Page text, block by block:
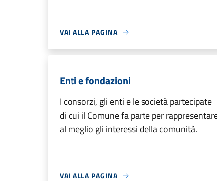
VAI ALLA PAGINA
Enti e fondazioni
I consorzi, gli enti e le società partecipate
di cui il Comune fa parte per
al meglio gli interessi della comunità.
VAI ALLA PAGINA